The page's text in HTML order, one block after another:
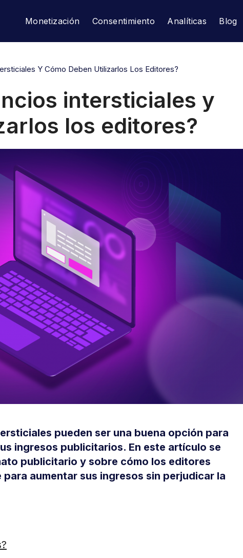
Monetización Consentimiento Analíticas Blog
Y Cómo Deben Utilizarlos Los Editores?
intersticiales y
los editores?
pueden ser una buena opción para
ingresos publicitarios. En este artículo se
publicitario y sobre cómo los editores
aumentar sus ingresos sin perjudicar la